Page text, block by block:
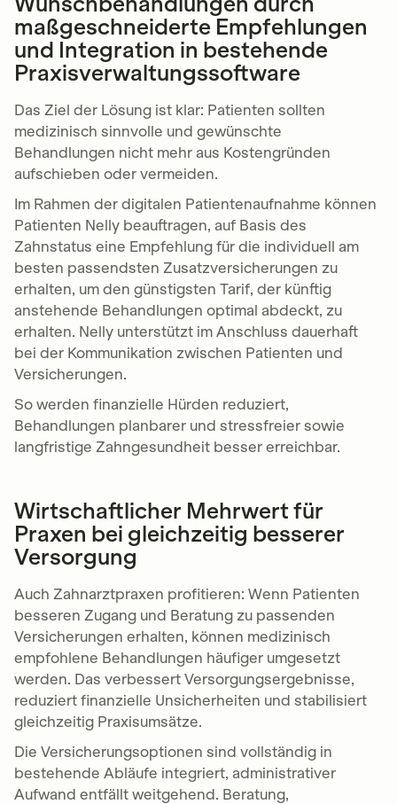
maßgeschneiderte Empfehlungen
und Integration in bestehende
Praxisverwaltungssoftware
Das Ziel der Lösung ist klar: Patienten sollten
medizinisch sinnvolle und gewünschte
Behandlungen nicht mehr aus Kostengründen
aufschieben oder vermeiden.
Im Rahmen der digitalen Patientenaufnahme können
Patienten Nelly beauftragen, auf Basis des
Zahnstatus eine Empfehlung für die individuell am
besten passendsten Zusatzversicherungen zu
erhalten, um den günstigsten Tarif, der künftig
anstehende Behandlungen optimal abdeckt, zu
erhalten. Nelly unterstützt im Anschluss dauerhaft
bei der Kommunikation zwischen Patienten und
Versicherungen.
So werden finanzielle Hürden reduziert,
Behandlungen planbarer und stressfreier sowie
langfristige Zahngesundheit besser erreichbar.
Wirtschaftlicher Mehrwert für
Praxen bei gleichzeitig besserer
Versorgung
Auch Zahnarztpraxen profitieren: Wenn Patienten
besseren Zugang und Beratung zu passenden
Versicherungen erhalten, können medizinisch
empfohlene Behandlungen häufiger umgesetzt
werden. Das verbessert Versorgungsergebnisse,
reduziert finanzielle Unsicherheiten und stabilisiert
gleichzeitig Praxisumsätze.
Die Versicherungsoptionen sind vollständig in
bestehende Abläufe integriert, administrativer
Aufwand entfällt weitgehend. Beratung,